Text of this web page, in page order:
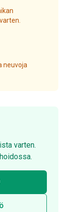
neuvoja
varten.